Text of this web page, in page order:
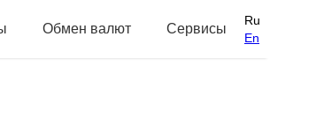
Обмен валют Сервисы
Ru
En